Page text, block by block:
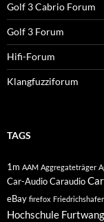
Golf 3 Cabrio Forum
Golf 3 Forum
Hifi-Forum
Klangfuzziforum
TAGS
1m AAM Aggregateträger
Car-AudioCaraudio
eBay firefox
Hochschule